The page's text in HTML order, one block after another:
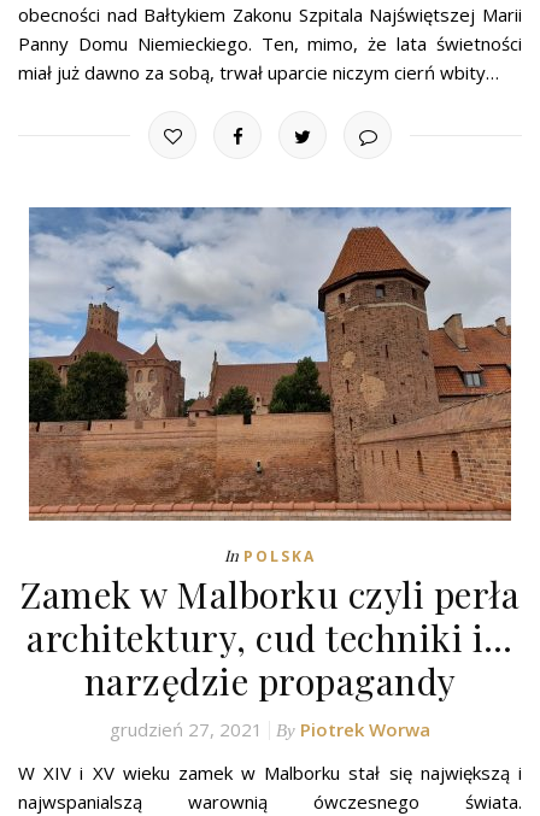
obecności nad Bałtykiem Zakonu Szpitala Najświętszej Marii
Panny Domu Niemieckiego. Ten, mimo, że lata świetności
miał już dawno za sobą, trwał uparcie niczym cierń wbity…
In POLSKA
Zamek w Malborku czyli perła
architektury, cud techniki i…
narzędzie propagandy
grudzień 27, 2021 By Piotrek Worwa
W XIV i XV wieku zamek w Malborku stał się największą i
najwspanialszą warownią ówczesnego świata.